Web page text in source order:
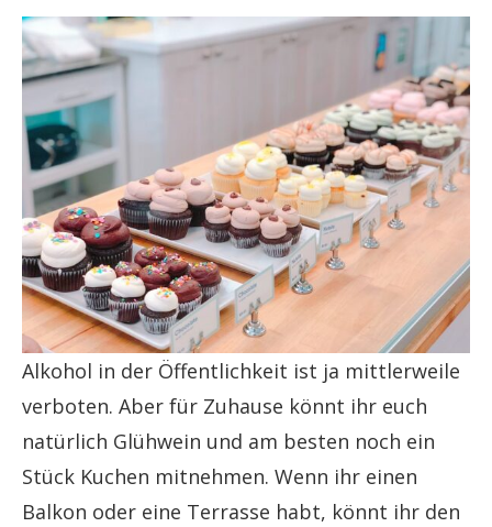
Alkohol in der Öffentlichkeit ist ja mittlerweile
verboten. Aber für Zuhause könnt ihr euch
natürlich Glühwein und am besten noch ein
Stück Kuchen mitnehmen. Wenn ihr einen
Balkon oder eine Terrasse habt, könnt ihr den